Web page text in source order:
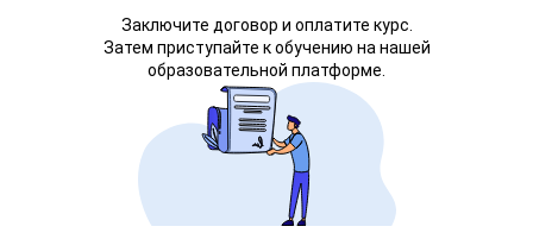
Заключите договор и оплатите курс.
Затем приступайте к обучению на нашей
образовательной платформе.